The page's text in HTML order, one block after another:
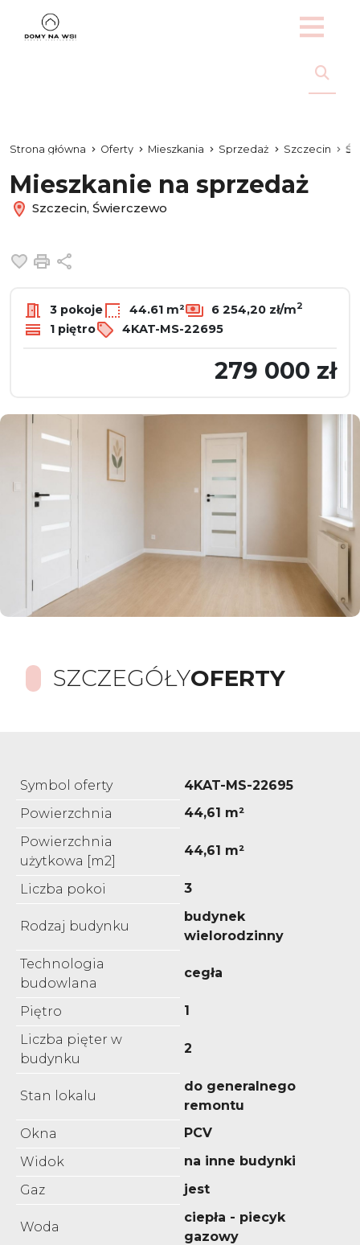
Strona główna Oferty Mieszkania Sprzedaż Szczecin
Mieszkanie na sprzedaż
Szczecin, Świerczewo
Dodaj do ulubionych
Drukuj
3 pokoje 44.61 m² 6 254,20 zł/m2
1 piętro 4KAT-MS-22695
279 000 zł
SZCZEGÓŁYOFERTY
Symbol oferty
4KAT-MS-22695
Powierzchnia
44,61 m²
Powierzchnia
użytkowa [m2]
44,61 m²
Liczba pokoi 3
Rodzaj budynku
budynek
wielorodzinny
Technologia
budowlana
cegła
Piętro
1
Liczba pięter w
budynku
2
Stan lokalu
do generalnego
remontu
Okna
PCV
Widok
na inne budynki
Gaz
jest
Woda
ciepła - piecyk
gazowy